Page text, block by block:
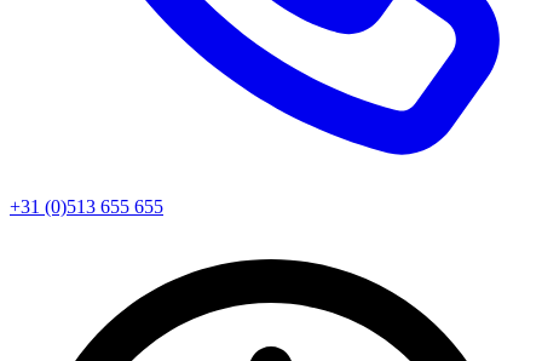
+31 (0)513 655 655